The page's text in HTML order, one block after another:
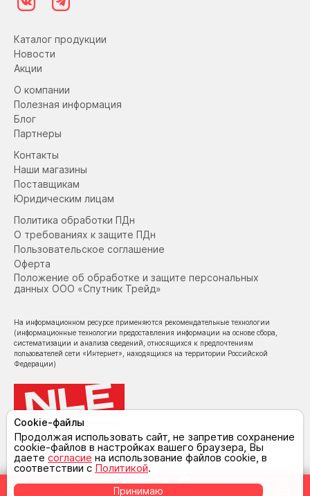
Каталог продукции
Новости
Акции
О компании
Полезная информация
Блог
Партнеры
Контакты
Наши магазины
Поставщикам
Юридическим лицам
Политика обработки ПДн
О требованиях к защите ПДн
Пользовательское соглашение
Оферта
Положение об обработке и защите персональных
данных ООО «Спутник Трейд»
© NoLimit Electronics 2026
На информационном ресурсе применяются рекомендательные технологии
(информационные технологии предоставления информации на основе сбора,
систематизации и анализа сведений, относящихся к предпочтениям
пользователей сети «Интернет», находящихся на территории Российской
Федерации)
Cookie-файлы
Продолжая использовать сайт, не запретив сохранение
cookie-файлов в настройках вашего браузера, Вы
даете согласие на использование файлов cookie, в
соответствии с Политикой.
Принимаю